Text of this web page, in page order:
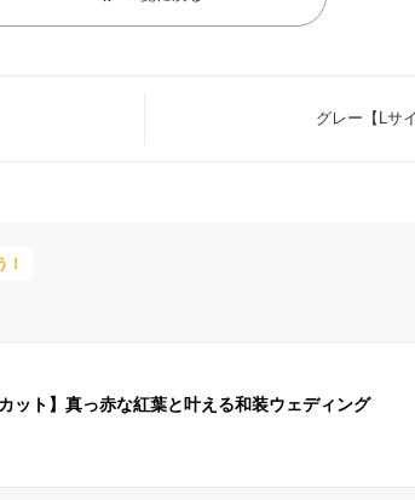
グレー【Lサ
！
ット】真っ赤な紅葉と叶える和装ウェディング